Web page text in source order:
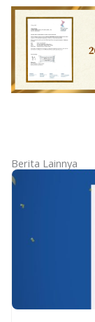
Berita Lainnya